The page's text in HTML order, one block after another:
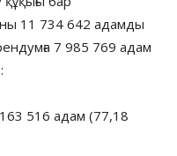
11 734 642 адамды
7 985 769 адам
516 адам (77,18